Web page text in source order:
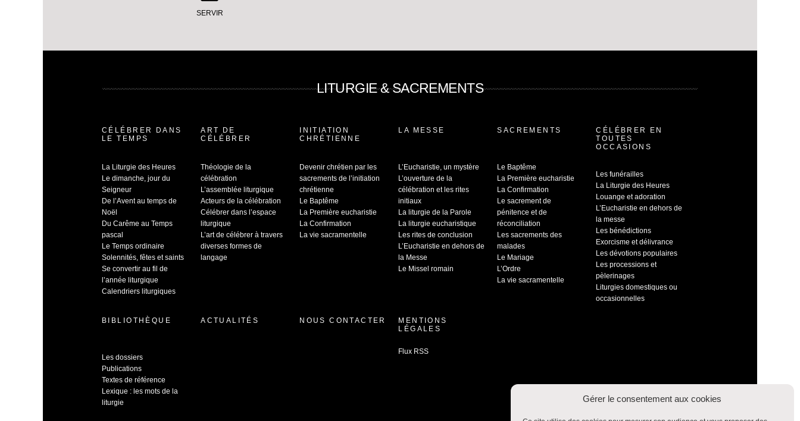
Gérer le consentement aux cookies
SERVIR
LITURGIE & SACREMENTS
CÉLÉBRER DANS
LE TEMPS
La Liturgie des Heures
Le dimanche, jour du
Seigneur
De l’Avent au temps de
Noël
Du Carême au Temps
pascal
Le Temps ordinaire
Solennités, fêtes et saints
Se convertir au fil de
l’année liturgique
Calendriers liturgiques
ART DE
CÉLÉBRER
Théologie de la
célébration
L’assemblée liturgique
Acteurs de la célébration
Célébrer dans l’espace
liturgique
L’art de célébrer à travers
diverses formes de
langage
INITIATION
CHRÉTIENNE
Devenir chrétien par les
sacrements de l’initiation
chrétienne
Le Baptême
La Première eucharistie
La Confirmation
La vie sacramentelle
LA MESSE
L’Eucharistie, un mystère
L’ouverture de la
célébration et les rites
initiaux
La liturgie de la Parole
La liturgie eucharistique
Les rites de conclusion
L’Eucharistie en dehors de
la Messe
Le Missel romain
SACREMENTS
Le Baptême
La Première eucharistie
La Confirmation
Le sacrement de
pénitence et de
réconciliation
Les sacrements des
malades
Le Mariage
L’Ordre
La vie sacramentelle
CÉLÉBRER EN
TOUTES
OCCASIONS
Les funérailles
La Liturgie des Heures
Louange et adoration
L’Eucharistie en dehors de
la messe
Les bénédictions
Exorcisme et délivrance
Les dévotions populaires
Les processions et
pèlerinages
Liturgies domestiques ou
occasionnelles
BIBLIOTHÈQUE
Les dossiers
Publications
Textes de référence
Lexique : les mots de la
liturgie
ACTUALITÉS NOUS CONTACTER
MENTIONS
LÉGALES
Flux RSS